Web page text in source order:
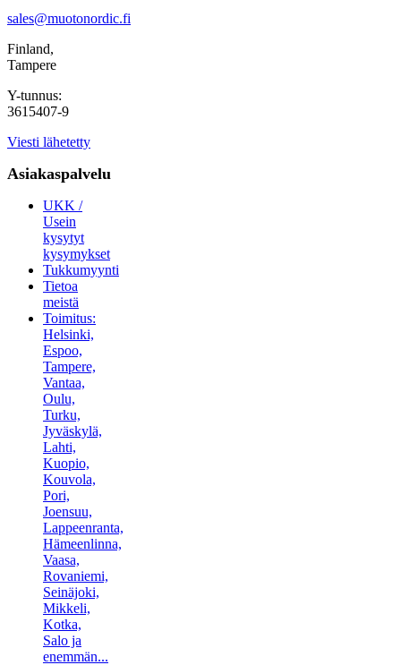
sales@muotonordic.fi
Finland,
Tampere
Y-tunnus:
3615407-9
Viesti lähetetty
Asiakaspalvelu
UKK /
Usein
kysytyt
kysymykset
Tukkumyynti
Tietoa
meistä
Toimitus:
Helsinki,
Espoo,
Tampere,
Vantaa,
Oulu,
Turku,
Jyväskylä,
Lahti,
Kuopio,
Kouvola,
Pori,
Joensuu,
Lappeenranta,
Hämeenlinna,
Vaasa,
Rovaniemi,
Seinäjoki,
Mikkeli,
Kotka,
Salo ja
enemmän...